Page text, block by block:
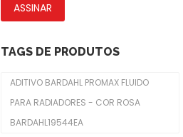
Fechadura De Capôs
Freio
Cabo Do Freio De Mão
ASSINAR
TAGS DE PRODUTOS
ADITIVO BARDAHL PROMAX FLUIDO
PARA RADIADORES - COR ROSA
BARDAHL19544EA